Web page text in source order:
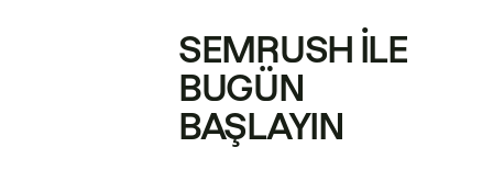
SEMRUSH ILE
BUGÜN
BAŞLAYIN